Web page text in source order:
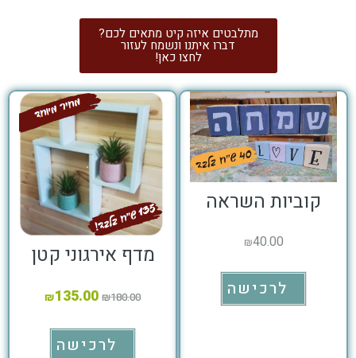
מתלבטים איזה קיט מתאים לכם?
דברו איתנו ונשמח לעזור
לחצו כאן!
קוביות השראה
₪40.00
לרכישה
מדף אירגוני קטן
₪180.00
₪135.00
לרכישה